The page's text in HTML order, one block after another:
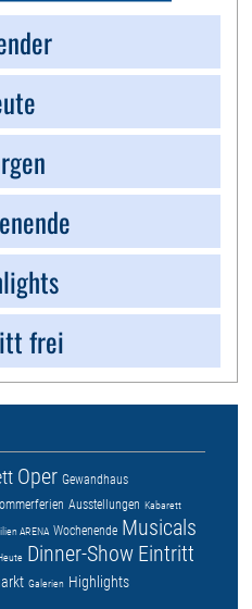
frei
Oper Gewandhaus
Ausstellungen Kabarett
ARENA Wochenende Musicals
Dinner-Show Eintritt
Galerien Highlights